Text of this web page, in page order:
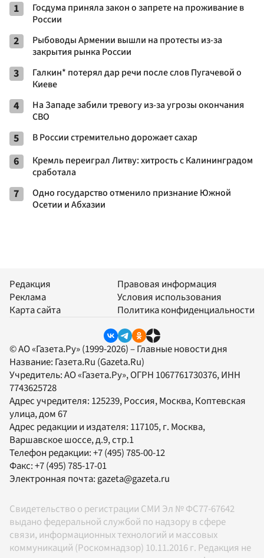
1
Госдума приняла закон о запрете на проживание в
России
2
Рыбоводы Армении вышли на протесты из-за
закрытия рынка России
3
Галкин* потерял дар речи после слов Пугачевой о
Киеве
4
На Западе забили тревогу из-за угрозы окончания
СВО
5 В России стремительно дорожает сахар
6
Кремль переиграл Литву: хитрость с Калининградом
сработала
7
Одно государство отменило признание Южной
Осетии и Абхазии
Редакция
Реклама
Карта сайта
Правовая информация
Условия использования
Политика конфиденциальности
© АО «Газета.Ру» (1999-2026) – Главные новости дня
Название: Газета.Ru (Gazeta.Ru)
Учредитель:АО «Газета.Ру», ОГРН 1067761730376, ИНН
7743625728
Адрес учредителя: 125239, Россия, Москва, Коптевская
улица, дом 67
Адрес редакции и издателя: 117105, г. Москва,
Варшавское шоссе, д.9, стр.1
Телефон редакции:+7 (495) 785-00-12
Факс:+7 (495) 785-17-01
Электронная почта:gazeta@gazeta.ru
Свидетельство о регистрации СМИ Эл № ФС77-67642
выдано федеральной службой по надзору в сфере
связи, информационных технологий и массовых
коммуникаций (Роскомнадзор) 10.11.2016 г. Редакция не